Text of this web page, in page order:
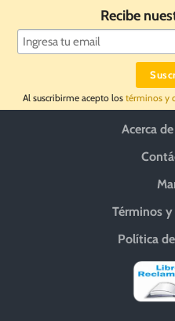
Recibe
Al suscribirme acepto los términos y
Acerca
Términos
Política